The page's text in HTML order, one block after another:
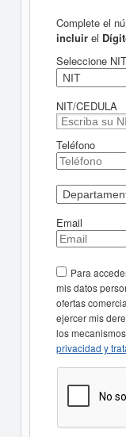
Complete el
incluirel
Seleccione
NIT/CEDULA
Teléfono
Email
Para
mis datos
ofertas
ejercer mis
los
privacidad y